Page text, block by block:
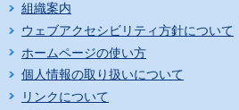
組織案内
ウェブアクセシビリティ方針について
ホームページの使い方
個人情報の取り扱いについて
リンクについて